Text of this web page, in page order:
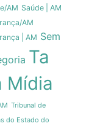
AM Saúde | AM
AM
| AM Sem
Ta
Mídia
Tribunal de
do Estado do